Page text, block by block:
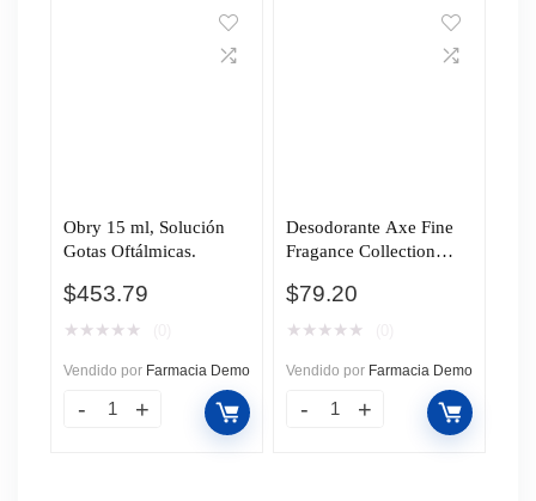
Obry 15 ml, Solución
Gotas Oftálmicas.
$453.79
★ ★ ★ ★ ★
Vendido por Farmacia Demo
Desodorante Axe Fine
Fragance Collection
150 ml.
$79.20
★ ★ ★ ★ ★
Vendido por Farmacia Demo